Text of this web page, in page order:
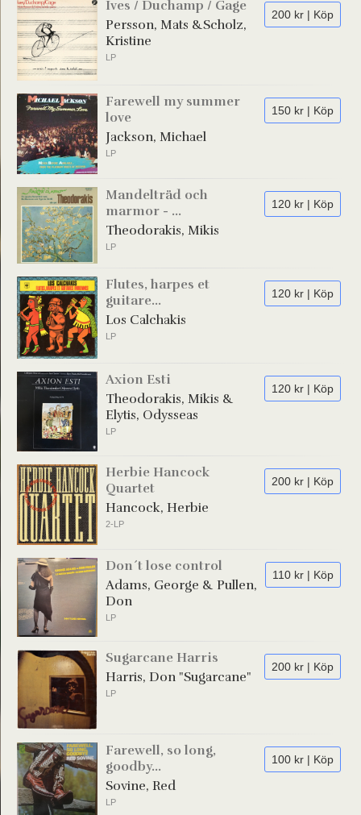
200 kr | Köp
Ives / Duchamp / Gage
Persson, Mats &Scholz,
Kristine
LP
150 kr | Köp
Farewell my summer
love
Jackson, Michael
LP
120 kr | Köp
Mandelträd och
marmor - ...
Theodorakis, Mikis
LP
120 kr | Köp
Flutes, harpes et
guitare...
Los Calchakis
LP
120 kr | Köp
Axion Esti
Theodorakis, Mikis &
Elytis, Odysseas
LP
200 kr | Köp
Herbie Hancock
Quartet
Hancock, Herbie
2-LP
110 kr | Köp
Don´t lose control
Adams, George & Pullen,
Don
LP
200 kr | Köp
Sugarcane Harris
Harris, Don "Sugarcane"
LP
100 kr | Köp
Farewell, so long,
goodby...
Sovine, Red
LP